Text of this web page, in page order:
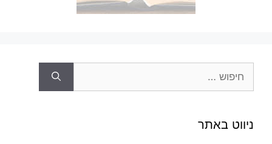
ניווט באתר